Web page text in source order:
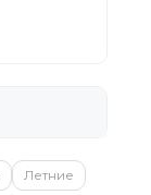
Летние